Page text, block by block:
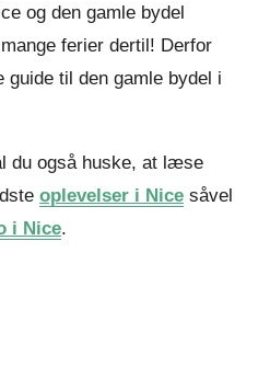
og den gamle bydel
ferier dertil! Derfor
guide til den gamle bydel i
du også huske, at læse
oplevelser i Nice såvel
i Nice.